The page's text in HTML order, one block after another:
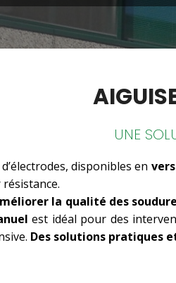
UNE
disponibles en
la qualité des
est idéal pour des
Des solutions pratiques